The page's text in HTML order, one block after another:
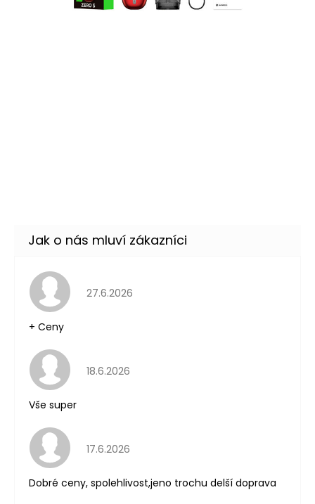
Hodnocení obchodu je 5 z 5 hvězdiček.
27.6.2026
+ Ceny
Hodnocení obchodu je 5 z 5 hvězdiček.
18.6.2026
Vše super
Hodnocení obchodu je 5 z 5 hvězdiček.
17.6.2026
Dobré ceny, spolehlivost,jeno trochu delší doprava